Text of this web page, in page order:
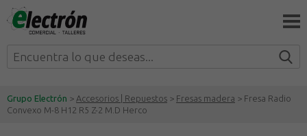
Grupo Electrón > Accesorios | Repuestos > Fresas madera > Fresa Radio
Convexo M-8 H12 R5 Z-2 M.D Herco